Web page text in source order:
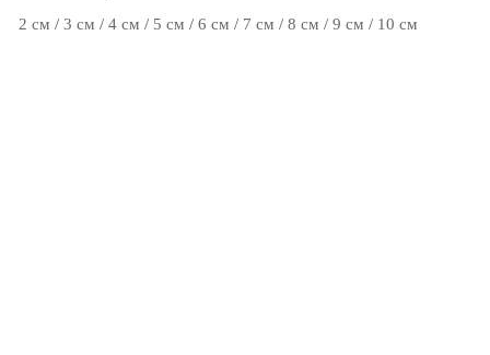
2 см /3 см /4 см / 5 см /6 см / 7 см /8 см /9 см / 10 см